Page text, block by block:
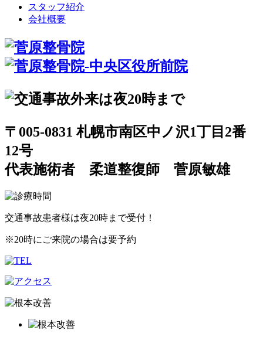
スタッフ紹介
会社概要
〒005-0831 札幌市南区中ノ沢1丁目2番
12号
代表施術者 柔道整復師 菅原敏雄
交通事故患者様は夜20時まで受付！
※20時にご来院の場合は要予約